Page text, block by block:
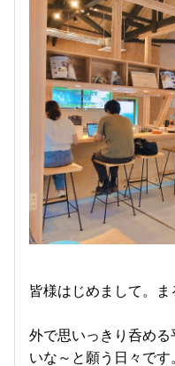
皆様はじめまして。ま
外で思いっきり呑め
いな～と願う日々です